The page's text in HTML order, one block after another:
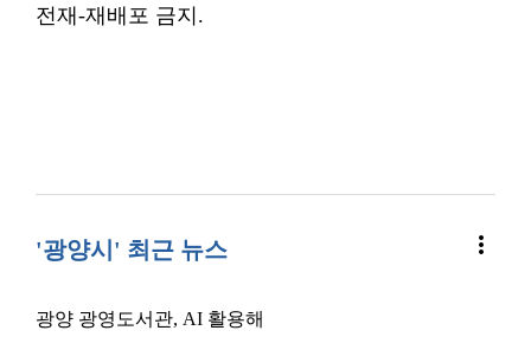
전재-재배포 금지.
'광양시' 최근 뉴스 more_vert
광양 광영도서관, AI 활용해